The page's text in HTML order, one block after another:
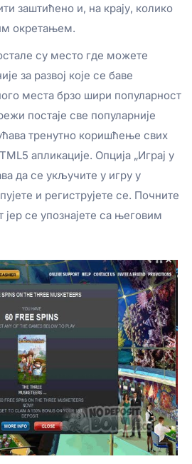
заштићено и, на крају, колико
окретањем.
су место где можете
за развој које се баве
места брзо шири популарност
постаје све популарније
тренутно коришћење свих
апликације. Опција „Играј у
да се укључите у игру у
и региструјете се. Почните
јер се упознајете са његовим